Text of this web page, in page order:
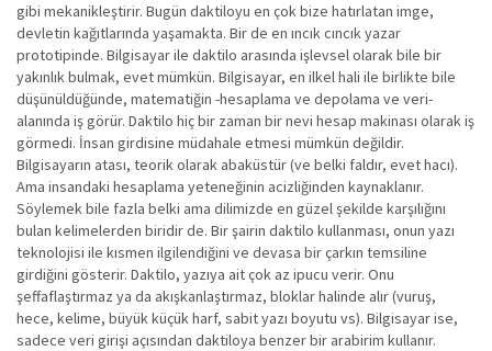
gibi mekanikleştirir. Bugün daktiloyu en çok bize hatırlatan imge,
devletin kağıtlarında yaşamakta. Bir de en ıncık cıncık yazar
prototipinde. Bilgisayar ile daktilo arasında işlevsel olarak bile bir
yakınlık bulmak, evet mümkün. Bilgisayar, en ilkel hali ile birlikte bile
düşünüldüğünde, matematiğin -hesaplama ve depolama ve veri-
alanında iş görür. Daktilo hiç bir zaman bir nevi hesap makinası olarak iş
görmedi. İnsan girdisine müdahale etmesi mümkün değildir.
Bilgisayarın atası, teorik olarak abaküstür (ve belki faldır, evet hacı).
Ama insandaki hesaplama yeteneğinin acizliğinden kaynaklanır.
Söylemek bile fazla belki ama dilimizde en güzel şekilde karşılığını
bulan kelimelerden biridir de. Bir şairin daktilo kullanması, onun yazı
teknolojisi ile kısmen ilgilendiğini ve devasa bir çarkın temsiline
girdiğini gösterir. Daktilo, yazıya ait çok az ipucu verir. Onu
şeffaflaştırmaz ya da akışkanlaştırmaz, bloklar halinde alır (vuruş,
hece, kelime, büyük küçük harf, sabit yazı boyutu vs). Bilgisayar ise,
sadece veri girişi açısından daktiloya benzer bir arabirim kullanır.